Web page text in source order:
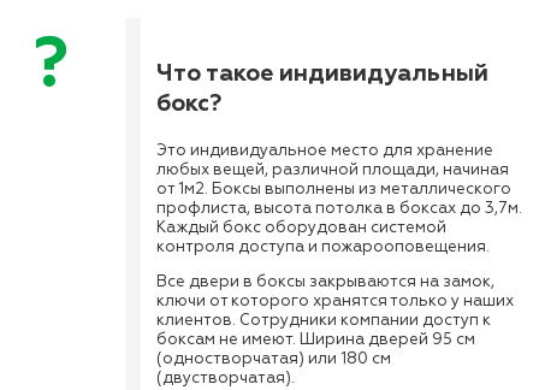
Что такое индивидуальный
бокс?
Это индивидуальное место для хранение
любых вещей, различной площади, начиная
от 1м2. Боксы выполнены из металлического
профлиста, высота потолка в боксах до 3,7м.
Каждый бокс оборудован системой
контроля доступа и пожарооповещения.
Все двери в боксы закрываются на замок,
ключи от которого хранятся только у наших
клиентов. Сотрудники компании доступ к
боксам не имеют. Ширина дверей 95 см
(одностворчатая) или 180 см
(двустворчатая).